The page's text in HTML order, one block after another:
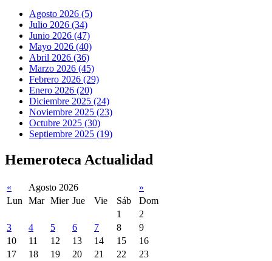
Agosto 2026 (5)
Julio 2026 (34)
Junio 2026 (47)
Mayo 2026 (40)
Abril 2026 (36)
Marzo 2026 (45)
Febrero 2026 (29)
Enero 2026 (20)
Diciembre 2025 (24)
Noviembre 2025 (23)
Octubre 2025 (30)
Septiembre 2025 (19)
Hemeroteca Actualidad
« Agosto 2026
»
Lun
Mar Mier Jue Vie Sáb
Dom
1
2
3
4 5 6 7 8
9
10
11 12 13 14 15
16
17
18 19 20 21 22
23